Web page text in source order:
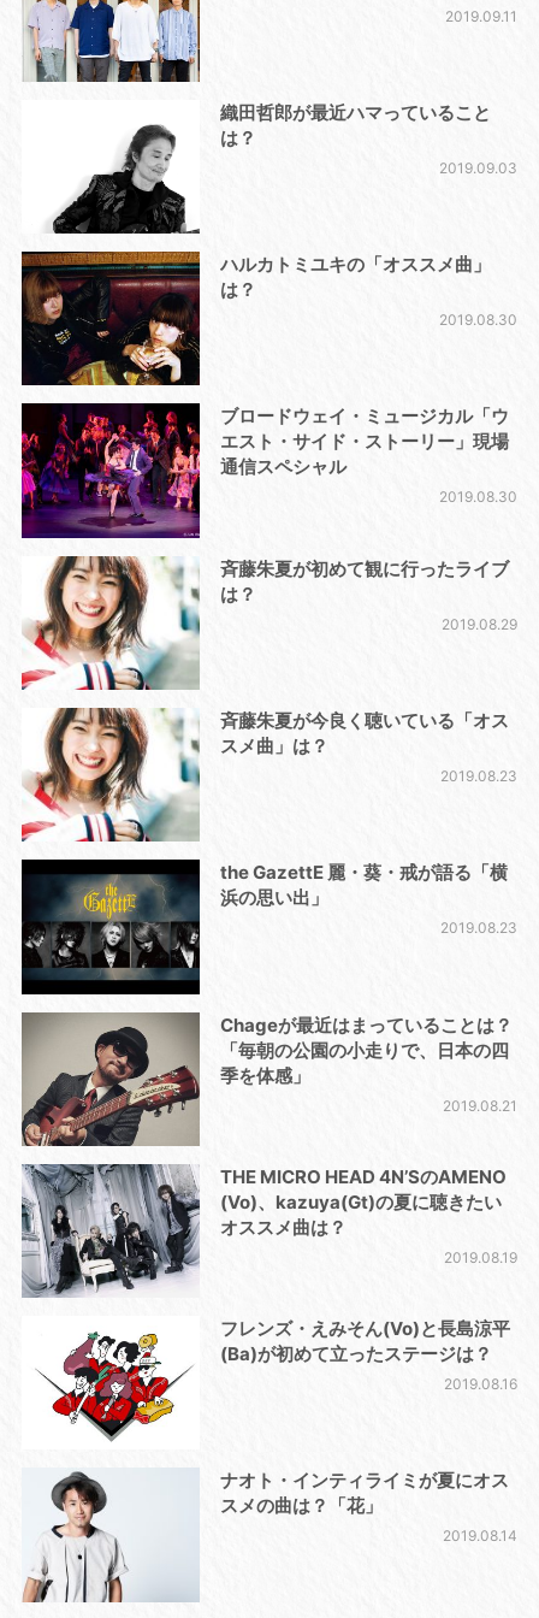
2019.09.11
織田哲郎が最近ハマっていること
は？
2019.09.03
ハルカトミユキの「オススメ曲」
は？
2019.08.30
ブロードウェイ・ミュージカル「ウ
エスト・サイド・ストーリー」現場
通信スペシャル
2019.08.30
斉藤朱夏が初めて観に行ったライブ
は？
2019.08.29
斉藤朱夏が今良く聴いている「オス
スメ曲」は？
2019.08.23
the GazettE 麗・葵・戒が語る「横
浜の思い出」
2019.08.23
Chageが最近はまっていることは？
「毎朝の公園の小走りで、日本の四
季を体感」
2019.08.21
THE MICRO HEAD 4N’SのAMENO
(Vo)、kazuya(Gt)の夏に聴きたい
オススメ曲は？
2019.08.19
フレンズ・えみそん(Vo)と長島涼平
(Ba)が初めて立ったステージは？
2019.08.16
ナオト・インティライミが夏にオス
スメの曲は？「花」
2019.08.14